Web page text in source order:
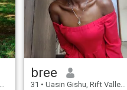
kann sowohl in ländliche als
auch in städtische Gebiete
passen,,, und am
wichtigsten
bree
31 • Uasin Gishu, Rift Valley, Kenia